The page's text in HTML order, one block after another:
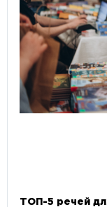
ТОП-5 речей